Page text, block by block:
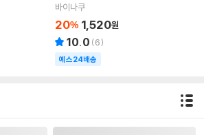
바이나쿠
20% 1,520원
10.0 (6)
예스24배송